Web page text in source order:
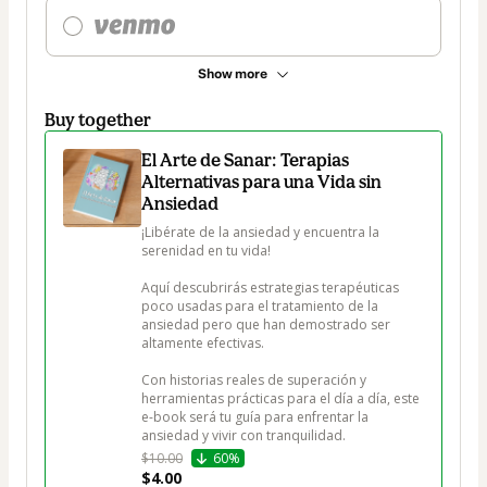
Show more
Buy together
El Arte de Sanar: Terapias
Alternativas para una Vida sin
Ansiedad
¡Libérate de la ansiedad y encuentra la
serenidad en tu vida!
Aquí descubrirás estrategias terapéuticas
poco usadas para el tratamiento de la
ansiedad pero que han demostrado ser
altamente efectivas.
Con historias reales de superación y
herramientas prácticas para el día a día, este
e-book será tu guía para enfrentar la
ansiedad y vivir con tranquilidad.
$10.00
60%
$4.00